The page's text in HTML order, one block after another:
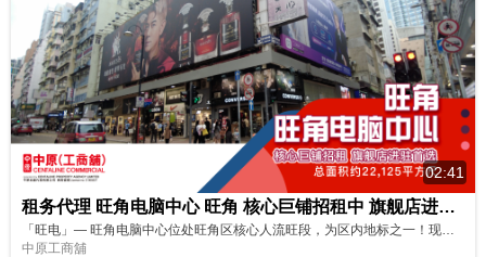
02:41
租务代理 旺角电脑中心 旺角 核心巨铺招租中 旗舰店进驻首选
「旺电」— 旺角电脑中心位处旺角区核心人流旺段，为区内地标之一！现在地下入口、一楼、二楼及三楼，连同外墙大型广告位正在招租，或分层洽租均可。绝对是品牌旗舰店进驻之选！马上去看看吧！ 请即联络中原(工商铺)了解更多详情！ https://oir.centanet.com/ 物业编号 : 634UVE 广告日期 : 11/11/2025 物业成交持续更新，销售状态以中原(工商铺)网站资讯为准。
中原工商舖